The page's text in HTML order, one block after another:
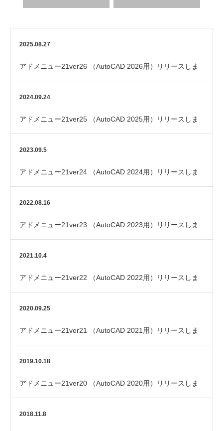
2025.08.27
アドメニュー21ver26 （AutoCAD 2026用）リリースしま
した
2024.09.24
アドメニュー21ver25 （AutoCAD 2025用）リリースしま
した
2023.09.5
アドメニュー21ver24 （AutoCAD 2024用）リリースしま
した
2022.08.16
アドメニュー21ver23 （AutoCAD 2023用）リリースしま
した
2021.10.4
アドメニュー21ver22 （AutoCAD 2022用）リリースしま
した
2020.09.25
アドメニュー21ver21 （AutoCAD 2021用）リリースしま
した
2019.10.18
アドメニュー21ver20 （AutoCAD 2020用）リリースしま
した
2018.11.8